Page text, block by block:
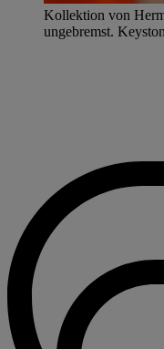
Kollektion von
ungebremst.